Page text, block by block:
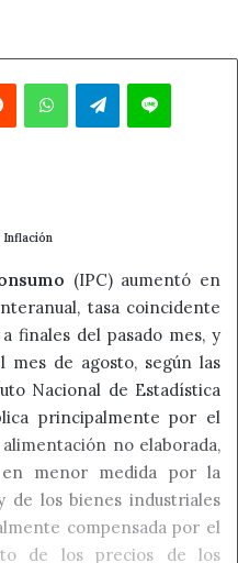
Reddit WhatsAppTelegramLine
(IPC) aumentó en
tasa coincidente
finales del pasado mes, y
mes de agosto, según las
Nacional de Estadística
principalmente por el
no elaborada,
menor medida por la
de los bienes industriales
compensada por el
de los precios de los